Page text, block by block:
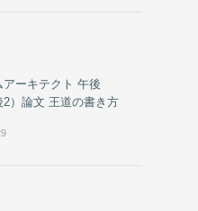
アーキテクト 午後
）論文 王道の書き方